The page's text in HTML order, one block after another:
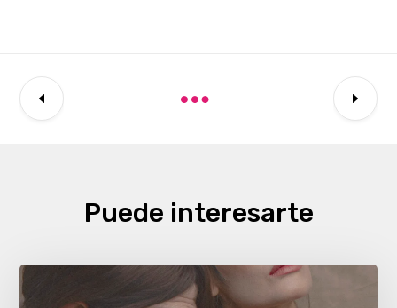
Puede interesarte